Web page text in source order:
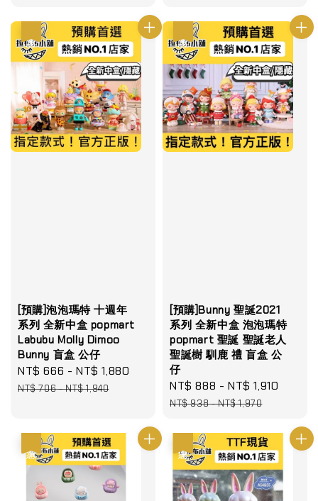
[預購]泡泡瑪特 十週年
系列 全新中盒 popmart
Labubu Molly Dimoo
Bunny 盲盒 公仔
Sale
price
NT$ 666 -NT$ 1,880
Regular
NT$ 706-NT$ 1,940
[預購]Bunny 聖誕2021
系列 全新中盒 泡泡瑪特
popmart 聖誕 聖誕老人
聖誕樹 馴鹿 禮 盲盒 公
仔
Sale
price
NT$ 888 -NT$ 1,910
NT$ 938-NT$ 1,970